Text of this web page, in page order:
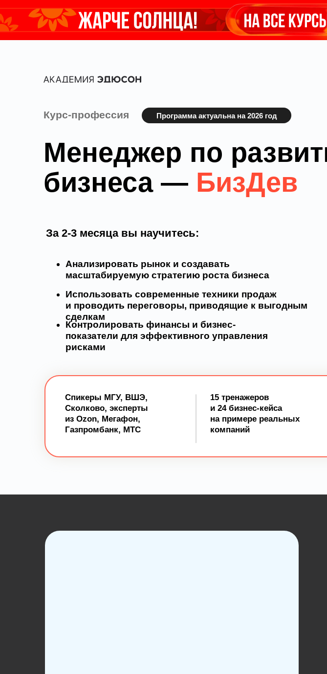
Менеджер по
бизнеса — БизДев
Курс-профессия
За 2-3 месяца вы научитесь:
Анализировать рынок и создавать
масштабируемую стратегию роста бизнеса
Использовать современные техники продаж
и проводить переговоры, приводящие к выгодным
сделкам
Контролировать финансы и бизнес-
показатели для эффективного управления
рисками
Программа актуальна на 2026 год
15 тренажеров
и 24 бизнес-кейса
на примере реальных
компаний
Спикеры МГУ, ВШЭ,
Сколково, эксперты
из Ozon, Мегафон,
Газпромбанк, МТС